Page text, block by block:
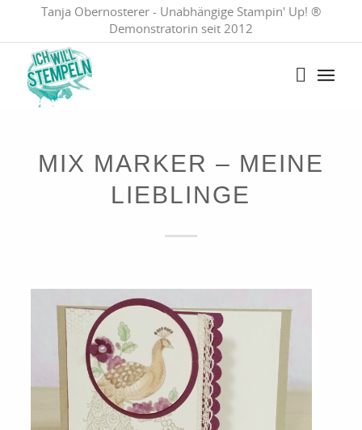
Tanja Obernosterer - Unabhängige Stampin' Up! ®
Demonstratorin seit 2012
MIX MARKER – MEINE
LIEBLINGE